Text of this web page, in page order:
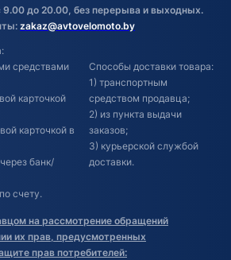
до 20.00, без перерыва и выходных.
zakaz@avtovelomoto.by
средствами
карточкой
карточкой в
банк/
счету.
Способы доставки товара:
1) транспортным
средством продавца;
2) из пункта выдачи
заказов;
3) курьерской службой
доставки.
на рассмотрение обращений
их прав, предусмотренных
прав потребителей: